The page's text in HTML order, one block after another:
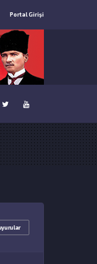
Portal Girişi